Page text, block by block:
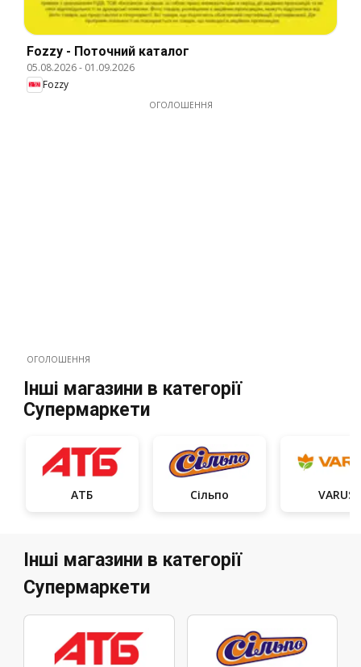
Fozzy - Поточний каталог
05.08.2026- 01.09.2026
Fozzy
ОГОЛОШЕННЯ
ОГОЛОШЕННЯ
Інші магазини в категорії
Супермаркети
АТБ Сільпо VARUS
Інші магазини в категорії
Супермаркети